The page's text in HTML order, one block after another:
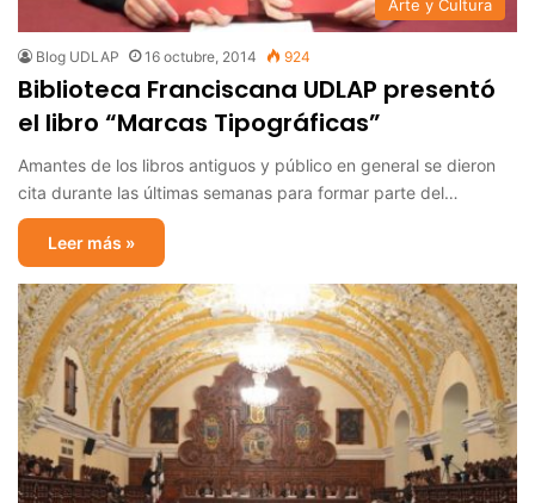
Arte y Cultura
Blog UDLAP 16 octubre, 2014 924
Biblioteca Franciscana UDLAP presentó
el libro “Marcas Tipográficas”
Amantes de los libros antiguos y público en general se dieron
cita durante las últimas semanas para formar parte del…
Leer más »